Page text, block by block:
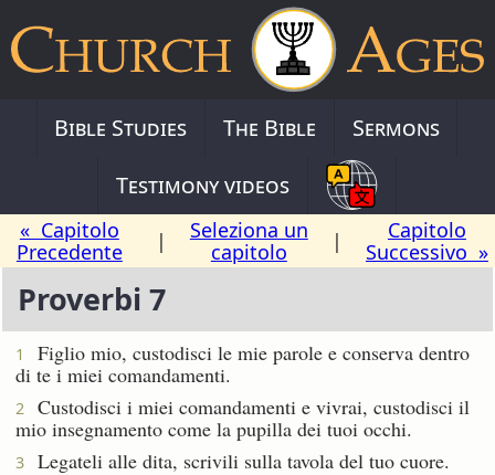
Bible Studies The Bible
Sermons
Testimony videos
« Capitolo
Precedente
|
Seleziona un
capitolo
|
Capitolo
Successivo »
Proverbi 7
1
Figlio mio, custodisci le mie parole e conserva dentro
di te i miei comandamenti.
2
Custodisci i miei comandamenti e vivrai, custodisci il
mio insegnamento come la pupilla dei tuoi occhi.
3 Legateli alle dita, scrivili sulla tavola del tuo cuore.